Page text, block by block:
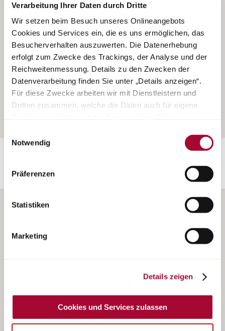
Verarbeitung Ihrer Daten durch Dritte
Wir setzen beim Besuch unseres Onlineangebots
Cookies und Services ein, die es uns ermöglichen, das
Besucherverhalten auszuwerten. Die Datenerhebung
erfolgt zum Zwecke des Trackings, der Analyse und der
Reichweitenmessung. Details zu den Zwecken der
Datenverarbeitung finden Sie unter „Details anzeigen“.
Für diese Zwecke arbeiten wir mit Dienstleistern und
Dritten zusammen, welche die Daten auch für eigene
„Cookies und Services zulassen“ oder durch Auswählen
einzelner Cookies und Services in der Detailansicht
geben Sie Ihre Einwilligung zur Verarbeitung Ihrer Daten
zu den jeweiligen Zwecken. Sie ist freiwillig, für die
widerruflich für die Zukunft durch Anklicken der
Weitere
Notwendig
Präferenzen
Statistiken
Marketing
Details zeigen
Cookies und Services zulassen
contacter directement votre concessionnaire Bürstner
pour découvrir en détail les modèles de cette gamme
disponibles immédiatement sur place.
Trouver un concessionnaire